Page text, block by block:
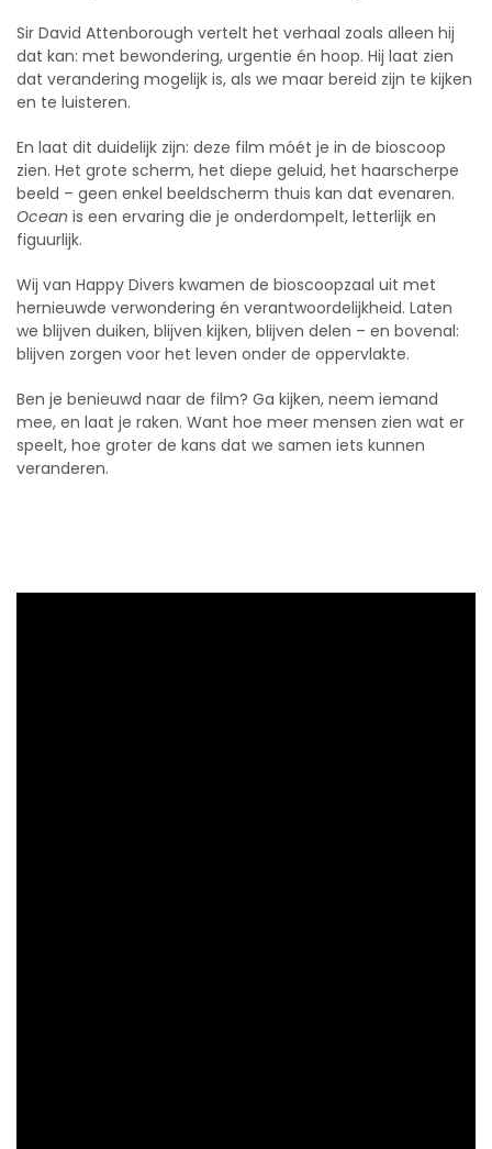
Sir David Attenborough vertelt het verhaal zoals alleen hij
dat kan: met bewondering, urgentie én hoop. Hij laat zien
dat verandering mogelijk is, als we maar bereid zijn te kijken
en te luisteren.
En laat dit duidelijk zijn: deze film móét je in de bioscoop
zien. Het grote scherm, het diepe geluid, het haarscherpe
beeld – geen enkel beeldscherm thuis kan dat evenaren.
Ocean is een ervaring die je onderdompelt, letterlijk en
figuurlijk.
Wij van Happy Divers kwamen de bioscoopzaal uit met
hernieuwde verwondering én verantwoordelijkheid. Laten
we blijven duiken, blijven kijken, blijven delen – en bovenal:
blijven zorgen voor het leven onder de oppervlakte.
Ben je benieuwd naar de film? Ga kijken, neem iemand
mee, en laat je raken. Want hoe meer mensen zien wat er
speelt, hoe groter de kans dat we samen iets kunnen
veranderen.